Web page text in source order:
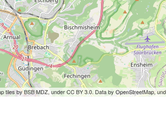
tiles by BSB MDZ, under CC BY 3.0. Data by OpenStreetMap,